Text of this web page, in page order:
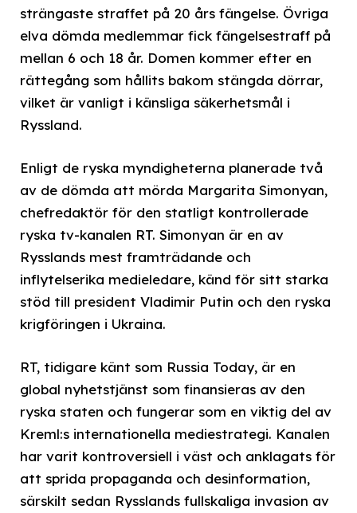
strängaste straffet på 20 års fängelse. Övriga
elva dömda medlemmar fick fängelsestraff på
mellan 6 och 18 år. Domen kommer efter en
rättegång som hållits bakom stängda dörrar,
vilket är vanligt i känsliga säkerhetsmål i
Ryssland.
Enligt de ryska myndigheterna planerade två
av de dömda att mörda Margarita Simonyan,
chefredaktör för den statligt kontrollerade
ryska tv-kanalen RT. Simonyan är en av
Rysslands mest framträdande och
inflytelserika medieledare, känd för sitt starka
stöd till president Vladimir Putin och den ryska
krigföringen i Ukraina.
RT, tidigare känt som Russia Today, är en
global nyhetstjänst som finansieras av den
ryska staten och fungerar som en viktig del av
Kreml:s internationella mediestrategi. Kanalen
har varit kontroversiell i väst och anklagats för
att sprida propaganda och desinformation,
särskilt sedan Rysslands fullskaliga invasion av